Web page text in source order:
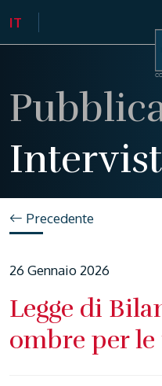
Precedente
26 Gennaio 2026
Legge di
ombre per